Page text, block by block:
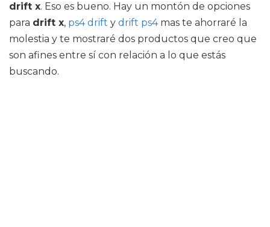
drift x. Eso es bueno. Hay un montón de opciones
para drift x, ps4 drift y drift ps4mas te ahorraré la
molestia y te mostraré dos productos que creo que
son afines entre sí con relación a lo que estás
buscando.